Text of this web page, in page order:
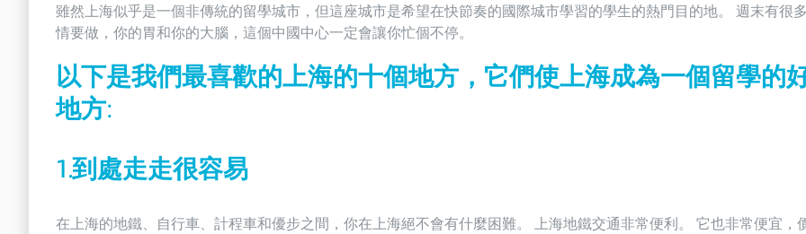
雖然上海似乎是一個非傳統的留學城市，但這座城市是希望在快節奏的國際城市學習的學生的熱門目的地。 週末有很
情要做，你的胃和你的大腦，這個中國中心一定會讓你忙個不停。
以下是我們最喜歡的上海的十個地方，它們使上海成為一個留學的
地方:
1.到處走走很容易
在上海的地鐵、自行車、計程車和優步之間，你在上海絕不會有什麼困難。 上海地鐵交通非常便利。 它也非常便宜，